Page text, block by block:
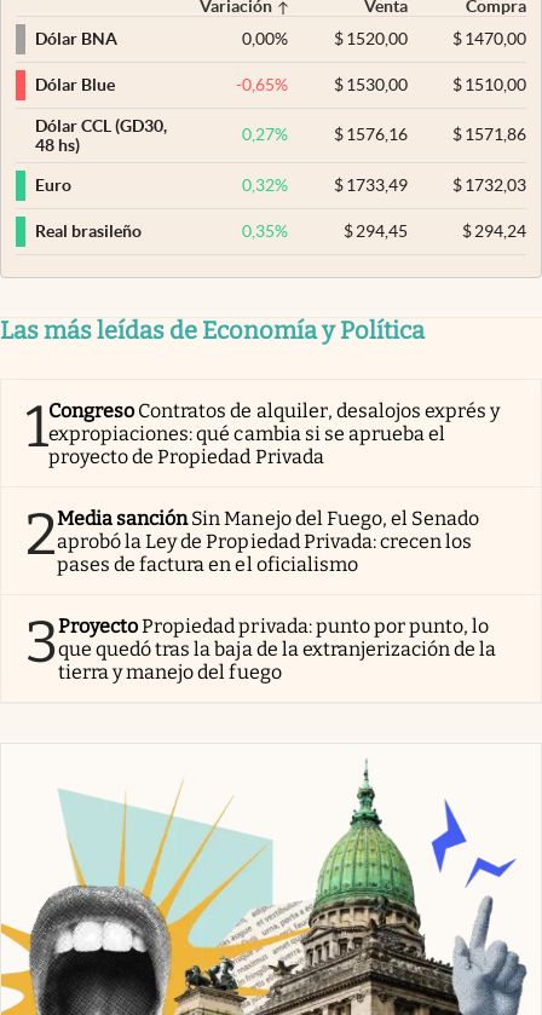
Variación Venta
Compra
Dólar BNA
0,00% $ 1520,00 $1470,00
Dólar Blue -0,65% $ 1530,00 $1510,00
Dólar CCL (GD30,
48 hs)
0,27% $ 1576,16 $1571,86
Euro 0,32% $ 1733,49 $1732,03
Real brasileño 0,35% $ 294,45 $294,24
Las más leídas de Economía y Política
1Congreso Contratos de alquiler, desalojos exprés y
expropiaciones: qué cambia si se aprueba el
proyecto de Propiedad Privada
2Media sanciónSin Manejo del Fuego, el Senado
aprobó la Ley de Propiedad Privada: crecen los
pases de factura en el oficialismo
3ProyectoPropiedad privada: punto por punto, lo
que quedó tras la baja de la extranjerización de la
tierra y manejo del fuego